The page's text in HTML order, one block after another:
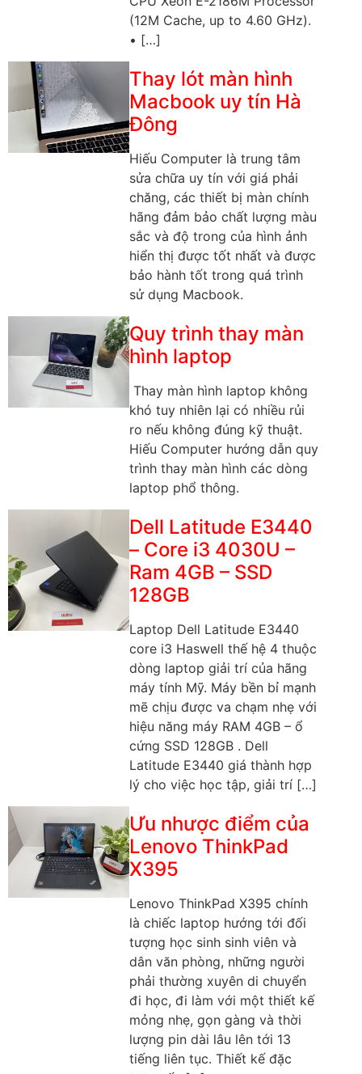
(12M Cache, up to 4.60 GHz).
• […]
Thay lót màn hình
Macbook uy tín Hà
Đông
Hiếu Computer là trung tâm
sửa chữa uy tín với giá phải
chăng, các thiết bị màn chính
hãng đảm bảo chất lượng màu
sắc và độ trong của hình ảnh
hiển thị được tốt nhất và được
bảo hành tốt trong quá trình
sử dụng Macbook.
Quy trình thay màn
hình laptop
Thay màn hình laptop không
khó tuy nhiên lại có nhiều rủi
ro nếu không đúng kỹ thuật.
Hiếu Computer hướng dẫn quy
trình thay màn hình các dòng
laptop phổ thông.
Dell Latitude E3440
– Core i3 4030U –
Ram 4GB – SSD
128GB
Laptop Dell Latitude E3440
core i3 Haswell thế hệ 4 thuộc
dòng laptop giải trí của hãng
máy tính Mỹ. Máy bền bỉ mạnh
mẽ chịu được va chạm nhẹ với
hiệu năng máy RAM 4GB – ổ
cứng SSD 128GB . Dell
Latitude E3440 giá thành hợp
lý cho việc học tập, giải trí […]
Ưu nhược điểm của
Lenovo ThinkPad
X395
Lenovo ThinkPad X395 chính
là chiếc laptop hướng tới đối
tượng học sinh sinh viên và
dân văn phòng, những người
phải thường xuyên di chuyển
đi học, đi làm với một thiết kế
mỏng nhẹ, gọn gàng và thời
lượng pin dài lâu lên tới 13
tiếng liên tục. Thiết kế đặc